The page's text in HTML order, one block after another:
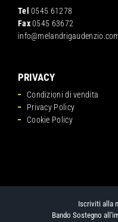
Tel 0545 61278
Fax0545 63672
PRIVACY
Condizioni di vendita
Privacy Policy
Cookie Policy
Iscriviti alla
Bando Sostegno